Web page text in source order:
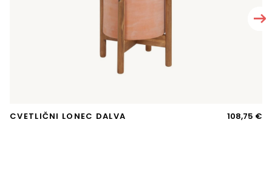
CVETLIČNI LONEC DALVA 108,75 €